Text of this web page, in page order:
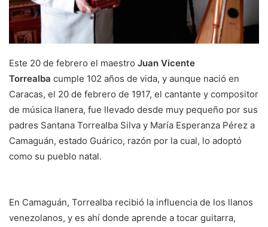
Este 20 de febrero el maestro Juan Vicente
Torrealba cumple 102 años de vida, y aunque nació en
Caracas, el 20 de febrero de 1917, el cantante y compositor
de música llanera, fue llevado desde muy pequeño por sus
padres Santana Torrealba Silva y María Esperanza Pérez a
Camaguán, estado Guárico, razón por la cual, lo adoptó
como su pueblo natal.
En Camaguán, Torrealba recibió la influencia de los llanos
venezolanos, y es ahí donde aprende a tocar guitarra,